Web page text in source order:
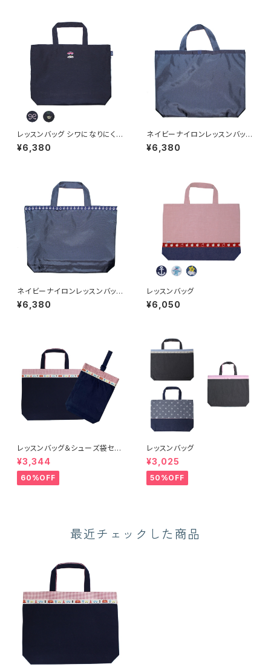
レッスンバッグ シワになりにくい
ラクラク素材（クラウン除く）
¥6,380
ネイビーナイロンレッスンバッグ
グログランリボン (J-23202)
¥6,380
ネイビーナイロンレッスンバッグ
マリン (J-23201)
¥6,380
レッスンバッグ
¥6,050
レッスンバッグ＆シューズ袋セッ
ト ネイビーバス (15203-1530
3)
¥3,344
60%OFF
レッスンバッグ
¥3,025
50%OFF
最近チェックした商品